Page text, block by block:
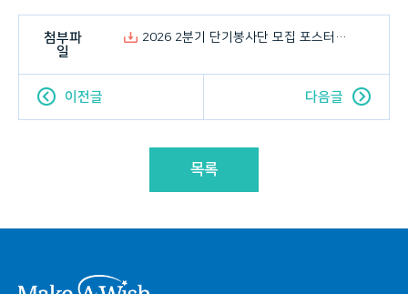
첨부파
일
2026 2분기 단기봉사단 모집 포스터_260325_RGB.jpg
이전글 다음글
목록